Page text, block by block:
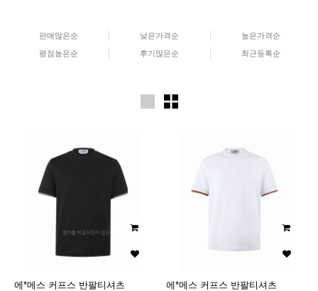
판매많은순 낮은가격순 높은가격순
평점높은순 후기많은순 최근등록순
에*메스 커프스 반팔티셔츠 에*메스 커프스 반팔티셔츠